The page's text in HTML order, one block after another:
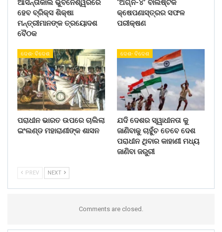
ଆସନ୍ତାକାଲି ଭୁବନେଶ୍ୱରରେ
ହେବ ବ୍ରିକ୍ସ ଶିକ୍ଷା
ମନ୍ତ୍ରୀମାନଙ୍କ ତ୍ରୟୋଦଶ
ବୈଠକ
‘ଅଗ୍ନି-୪’ ବାଲିଷ୍ଟିକ
କ୍ଷେପଣାସ୍ତ୍ରର ସଫଳ
ପରୀକ୍ଷଣ
ଦେଶ- ବିଦେଶ
ପରାଧୀନ ଭାରତ ଉପରେ ଚାଲିଲା
ଇଂଲଣ୍ଡ ମହାରାଣୀଙ୍କ ଶାସନ
ଦେଶ- ବିଦେଶ
ଯଦି ଦେଶର ସ୍ୱାଧୀନତା କୁ
ଜାଣିବାକୁ ଚାହୁଁଚ ତେବେ ଦେଶ
ପରାଧୀନ ଥିବାର କାହାଣୀ ମଧ୍ୟ
ଜାଣିବା ଜରୁରୀ
PREV NEXT
Comments are closed.